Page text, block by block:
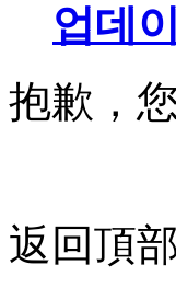
업데
抱歉，
返回頂部